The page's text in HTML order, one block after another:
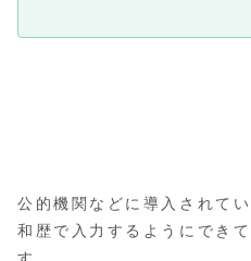
公的機関などに導入されて
和歴で入力するようにでき
す。